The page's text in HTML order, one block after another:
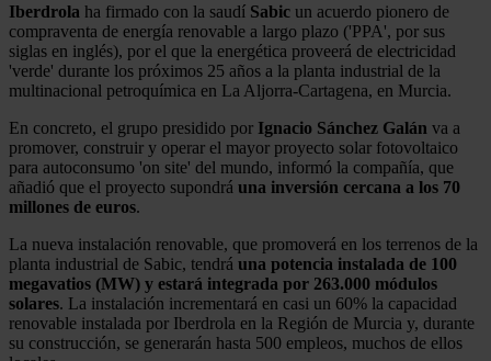
Iberdrola ha firmado con la saudí Sabic un acuerdo pionero de
compraventa de energía renovable a largo plazo ('PPA', por sus
siglas en inglés), por el que la energética proveerá de electricidad
'verde' durante los próximos 25 años a la planta industrial de la
multinacional petroquímica en La Aljorra-Cartagena, en Murcia.
En concreto, el grupo presidido por Ignacio Sánchez Galán va a
promover, construir y operar el mayor proyecto solar fotovoltaico
para autoconsumo 'on site' del mundo, informó la compañía, que
añadió que el proyecto supondrá una inversión cercana a los 70
millones de euros.
La nueva instalación renovable, que promoverá en los terrenos de la
planta industrial de Sabic, tendrá una potencia instalada de 100
megavatios (MW) y estará integrada por 263.000 módulos
solares. La instalación incrementará en casi un 60% la capacidad
renovable instalada por Iberdrola en la Región de Murcia y, durante
su construcción, se generarán hasta 500 empleos, muchos de ellos